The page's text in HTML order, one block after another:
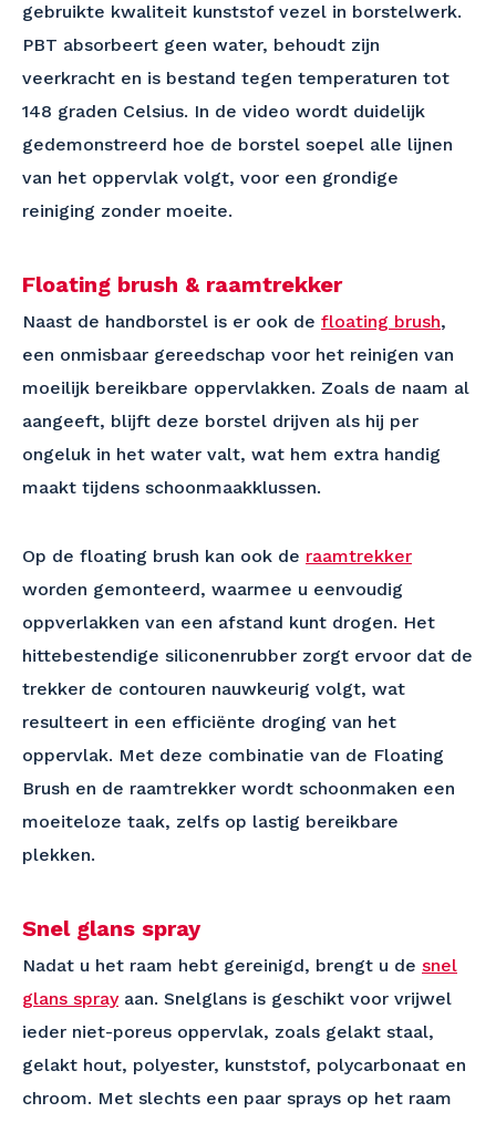
gebruikte kwaliteit kunststof vezel in borstelwerk.
PBT absorbeert geen water, behoudt zijn
veerkracht en is bestand tegen temperaturen tot
148 graden Celsius. In de video wordt duidelijk
gedemonstreerd hoe de borstel soepel alle lijnen
van het oppervlak volgt, voor een grondige
reiniging zonder moeite.
Floating brush & raamtrekker
Naast de handborstel is er ook de floating brush,
een onmisbaar gereedschap voor het reinigen van
moeilijk bereikbare oppervlakken. Zoals de naam al
aangeeft, blijft deze borstel drijven als hij per
ongeluk in het water valt, wat hem extra handig
maakt tijdens schoonmaakklussen.
Op de floating brush kan ook de raamtrekker
worden gemonteerd, waarmee u eenvoudig
oppverlakken van een afstand kunt drogen. Het
hittebestendige siliconenrubber zorgt ervoor dat de
trekker de contouren nauwkeurig volgt, wat
resulteert in een efficiënte droging van het
oppervlak. Met deze combinatie van de Floating
Brush en de raamtrekker wordt schoonmaken een
moeiteloze taak, zelfs op lastig bereikbare
plekken.
Snel glans spray
Nadat u het raam hebt gereinigd, brengt u de snel
glans sprayaan. Snelglans is geschikt voor vrijwel
ieder niet-poreus oppervlak, zoals gelakt staal,
gelakt hout, polyester, kunststof, polycarbonaat en
chroom. Met slechts een paar sprays op het raam